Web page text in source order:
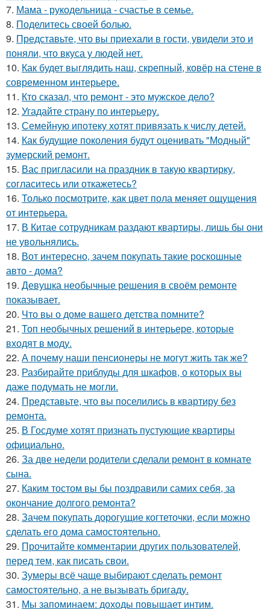
7. Мама - рукодельница - счастье в семье.
8. Поделитесь своей болью.
9. Представьте, что вы приехали в гости, увидели это и
поняли, что вкуса у людей нет.
10. Как будет выглядить наш, скрепный, ковёр на стене в
современном интерьере.
11. Кто сказал, что ремонт - это мужское дело?
12. Угадайте страну по интерьеру.
13. Семейную ипотеку хотят привязать к числу детей.
14. Как будущие поколения будут оценивать "Модный"
зумерский ремонт.
15. Вас пригласили на праздник в такую квартирку,
согласитесь или откажетесь?
16. Только посмотрите, как цвет пола меняет ощущения
от интерьера.
17. В Китае сотрудникам раздают квартиры, лишь бы они
не увольнялись.
18. Вот интересно, зачем покупать такие роскошные
авто - дома?
19. Девушка необычные решения в своём ремонте
показывает.
20. Что вы о доме вашего детства помните?
21. Топ необычных решений в интерьере, которые
входят в моду.
22. А почему наши пенсионеры не могут жить так же?
23. Разбирайте приблуды для шкафов, о которых вы
даже подумать не могли.
24. Представьте, что вы поселились в квартиру без
ремонта.
25. В Госдуме хотят признать пустующие квартиры
официально.
26. За две недели родители сделали ремонт в комнате
сына.
27. Каким тостом вы бы поздравили самих себя, за
окончание долгого ремонта?
28. Зачем покупать дорогущие когтеточки, если можно
сделать его дома самостоятельно.
29. Прочитайте комментарии других пользователей,
перед тем, как писать свои.
30. Зумеры всё чаще выбирают сделать ремонт
самостоятельно, а не вызывать бригаду.
31. Мы запоминаем: доходы повышает интим.